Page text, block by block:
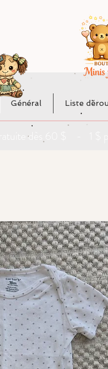
Général Liste
gratuite dès 60 $ - 1